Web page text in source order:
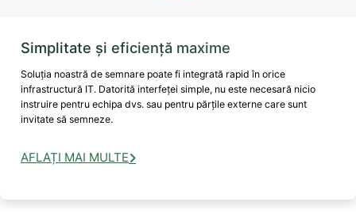
Simplitate și eficiență maxime
Soluția noastră de semnare poate fi integrată rapid în orice
infrastructură IT. Datorită interfeței simple, nu este necesară nicio
instruire pentru echipa dvs. sau pentru părțile externe care sunt
invitate să semneze.
AFLAȚI MAI MULTE